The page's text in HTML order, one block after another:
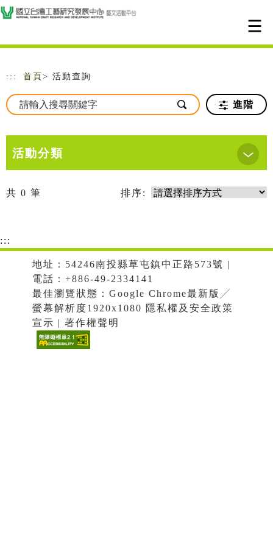
跳到主要內容
網站導覽
::: 首頁 > 活動查詢
進階
活動分類
共 0 筆 排序:
:::
地址：54246南投縣草屯鎮中正路573號 |
電話：+886-49-2334141
最佳瀏覽狀態：Google Chrome最新版╱
螢幕解析度1920x1080 隱私權及安全政策
宣示 | 著作權聲明